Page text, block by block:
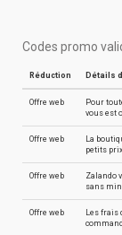
Codes promo
Réduction Détails
Offre web
Pour
vous est
Offre web
La
petits
Offre web
Zalando
sans
Offre web
Les frais